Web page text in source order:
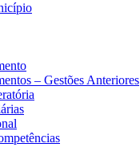
– Gestões Anteriores